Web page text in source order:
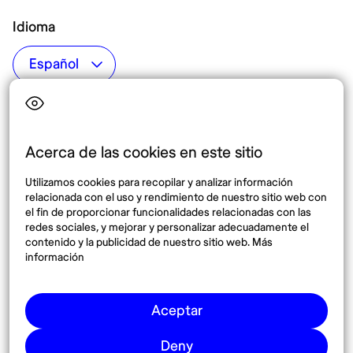
Acerca de las cookies en este sitio
Utilizamos cookies para recopilar y analizar información
relacionada con el uso y rendimiento de nuestro sitio web con
el fin de proporcionar funcionalidades relacionadas con las
redes sociales, y mejorar y personalizar adecuadamente el
contenido y la publicidad de nuestro sitio web. Más
información
Aceptar
Deny
Idioma
Top destinos
México
España
Destinos
Síguenos
Pinterest